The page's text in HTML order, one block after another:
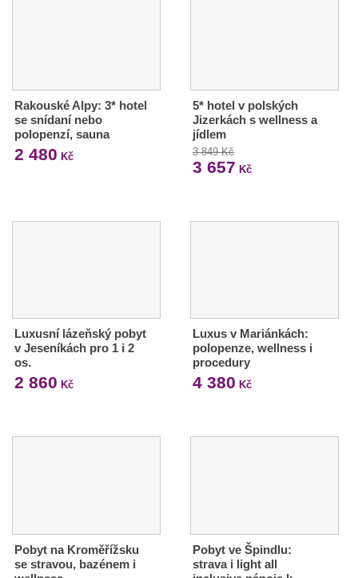
Rakouské Alpy: 3* hotel
se snídaní nebo
polopenzí, sauna
2 480 Kč
5* hotel v polských
Jizerkách s wellness a
jídlem
3 849 Kč
3 657 Kč
Luxusní lázeňský pobyt
v Jeseníkách pro 1 i 2
os.
2 860 Kč
Luxus v Mariánkách:
polopenze, wellness i
procedury
4 380 Kč
Pobyt na Kroměřížsku
se stravou, bazénem i
Pobyt ve Špindlu:
strava i light all